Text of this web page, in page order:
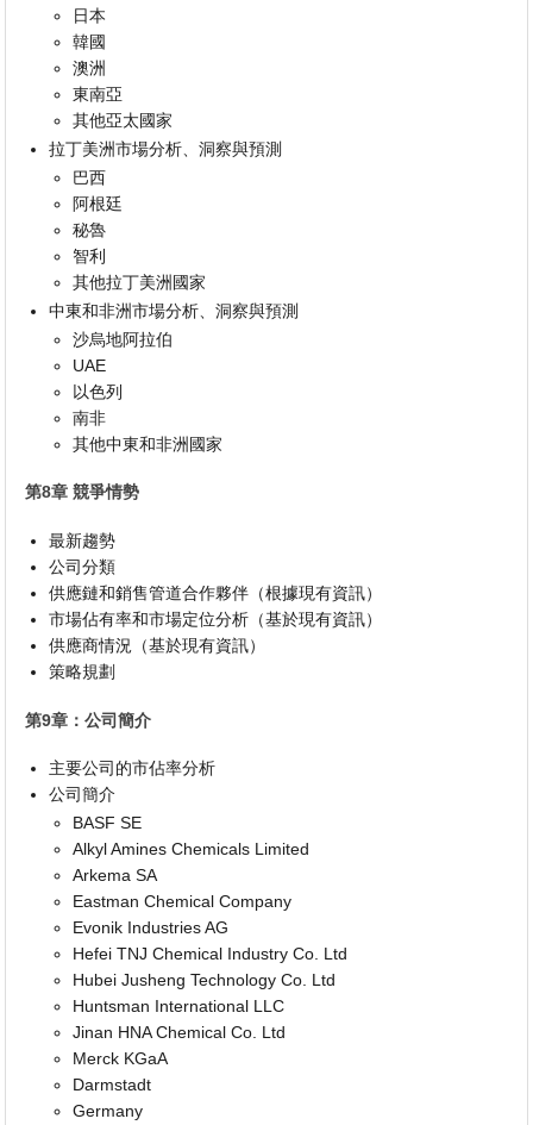
日本
韓國
澳洲
東南亞
其他亞太國家
拉丁美洲市場分析、洞察與預測
巴西
阿根廷
秘魯
智利
其他拉丁美洲國家
中東和非洲市場分析、洞察與預測
沙烏地阿拉伯
UAE
以色列
南非
其他中東和非洲國家
第8章 競爭情勢
最新趨勢
公司分類
供應鏈和銷售管道合作夥伴（根據現有資訊）
市場佔有率和市場定位分析（基於現有資訊）
供應商情況（基於現有資訊）
策略規劃
第9章：公司簡介
主要公司的市佔率分析
公司簡介
BASF SE
Alkyl Amines Chemicals Limited
Arkema SA
Eastman Chemical Company
Evonik Industries AG
Hefei TNJ Chemical Industry Co. Ltd
Hubei Jusheng Technology Co. Ltd
Huntsman International LLC
Jinan HNA Chemical Co. Ltd
Merck KGaA
Darmstadt
Germany